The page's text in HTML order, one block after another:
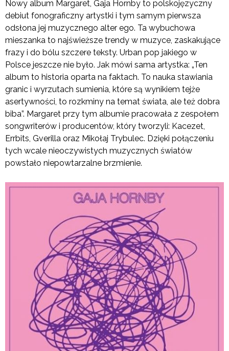
Nowy album Margaret, Gaja Hornby to polskojęzyczny
debiut fonograficzny artystki i tym samym pierwsza
odsłona jej muzycznego alter ego. Ta wybuchowa
mieszanka to najświeższe trendy w muzyce, zaskakujące
frazy i do bólu szczere teksty. Urban pop jakiego w
Polsce jeszcze nie było. Jak mówi sama artystka: „Ten
album to historia oparta na faktach. To nauka stawiania
granic i wyrzutach sumienia, które są wynikiem tejże
asertywności, to rozkminy na temat świata, ale też dobra
biba”. Margaret przy tym albumie pracowała z zespołem
songwriterów i producentów, który tworzyli: Kacezet,
Errbits, Gverilla oraz Mikołaj Trybulec. Dzięki połączeniu
tych wcale nieoczywistych muzycznych światów
powstało niepowtarzalne brzmienie.